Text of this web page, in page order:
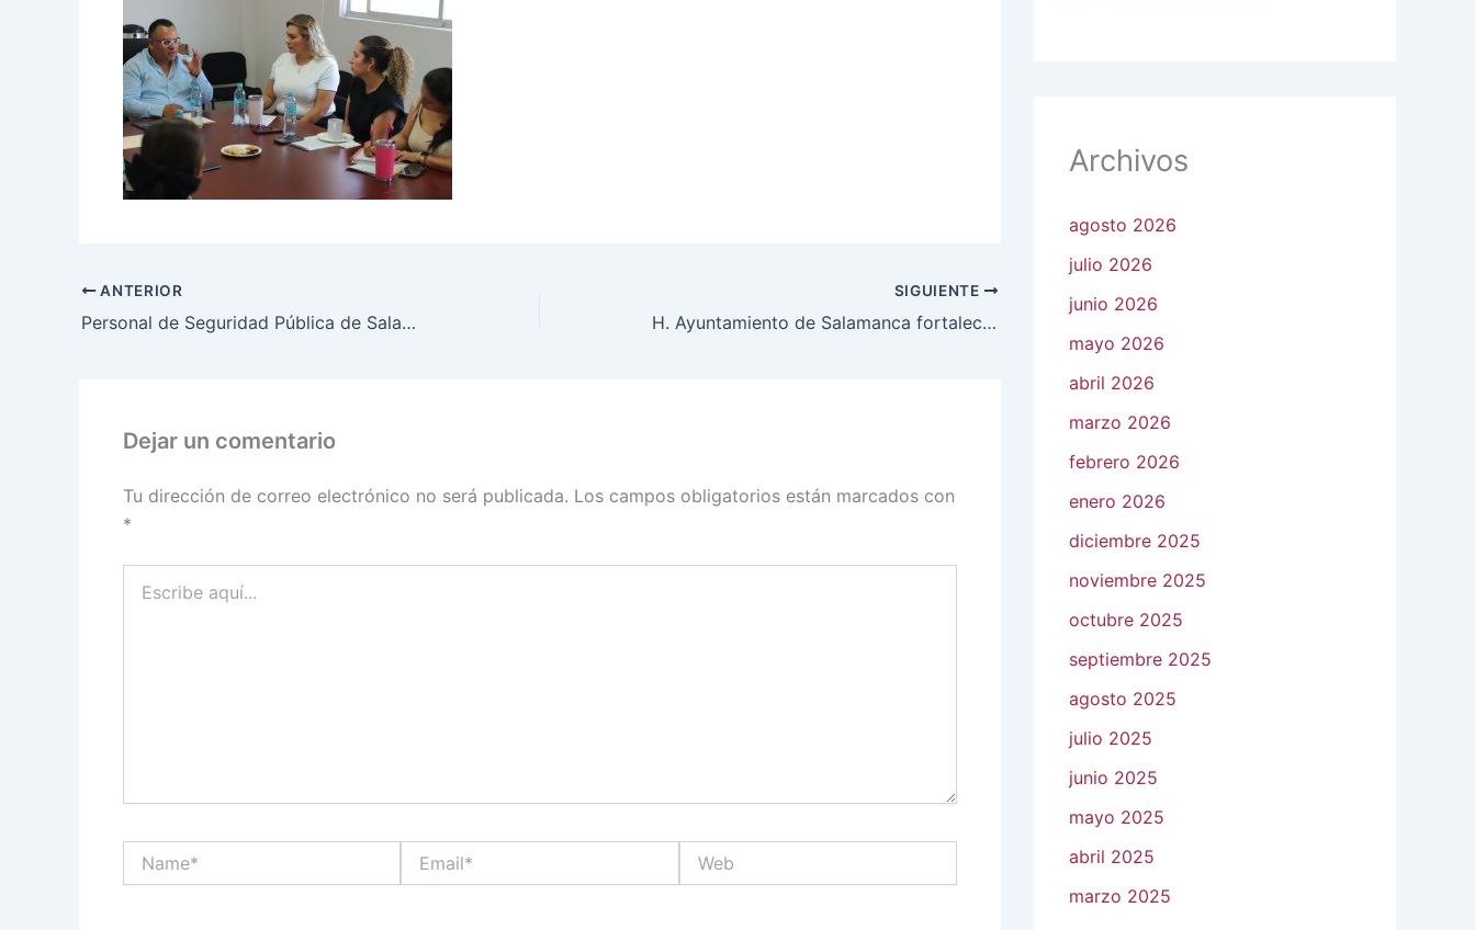
ANTERIOR
Personal de Seguridad Pública de Salamanca promueve la convivencia familiar en el Día del Niño
SIGUIENTE
H. Ayuntamiento de Salamanca fortalece servicios públicos y se pronuncia a favor de la libertad de expresión
Dejar un comentario
Tu dirección de correo electrónico no será publicada. Los campos obligatorios están marcados con
*
aquí...
Archivos
agosto 2026
julio 2026
junio 2026
mayo 2026
abril 2026
marzo 2026
febrero 2026
enero 2026
diciembre 2025
noviembre 2025
octubre 2025
septiembre 2025
agosto 2025
julio 2025
junio 2025
mayo 2025
abril 2025
marzo 2025